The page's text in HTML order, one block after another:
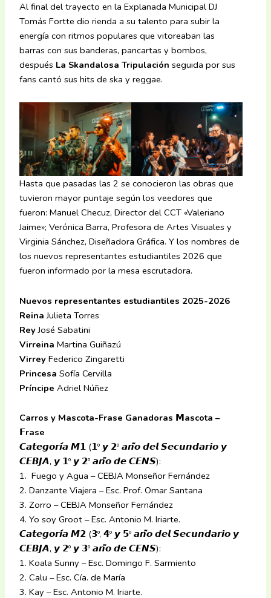
Al final del trayecto en la Explanada Municipal DJ
Tomás Fortte dio rienda a su talento para subir la
energía con ritmos populares que vitoreaban las
barras con sus banderas, pancartas y bombos,
después La Skandalosa Tripulación seguida por sus
fans cantó sus hits de ska y reggae.
Hasta que pasadas las 2 se conocieron las obras que
tuvieron mayor puntaje según los veedores que
fueron: Manuel Checuz, Director del CCT «Valeriano
Jaime»; Verónica Barra, Profesora de Artes Visuales y
Virginia Sánchez, Diseñadora Gráfica. Y los nombres de
los nuevos representantes estudiantiles 2026 que
fueron informado por la mesa escrutadora.
Nuevos representantes estudiantiles 2025-2026
ReinaJulieta Torres
ReyJosé Sabatini
Virreina Martina Guiñazú
Virrey Federico Zingaretti
Princesa Sofía Cervilla
Príncipe Adriel Núñez
Carros y Mascota-Frase Ganadoras 𝗠ascota –
𝗙rase
𝘾𝙖𝙩𝙚𝙜𝙤𝙧𝙞́𝙖 𝙈𝟭 (𝟭º 𝙮 𝟮º 𝙖𝙣̃𝙤 𝙙𝙚𝙡 𝙎𝙚𝙘𝙪𝙣𝙙𝙖𝙧𝙞𝙤 𝙮
𝘾𝙀𝘽𝙅𝘼, 𝙮 𝟭º 𝙮 𝟮º 𝙖𝙣̃𝙤 𝙙𝙚 𝘾𝙀𝙉𝙎):
1. Fuego y Agua – CEBJA Monseñor Fernández
2. Danzante Viajera – Esc. Prof. Omar Santana
3. Zorro – CEBJA Monseñor Fernández
4. Yo soy Groot – Esc. Antonio M. Iriarte.
𝘾𝙖𝙩𝙚𝙜𝙤𝙧𝙞́𝙖 𝙈𝟮 (𝟯º, 𝟰º 𝙮 𝟱º 𝙖𝙣̃𝙤 𝙙𝙚𝙡 𝙎𝙚𝙘𝙪𝙣𝙙𝙖𝙧𝙞𝙤 𝙮
𝘾𝙀𝘽𝙅𝘼, 𝙮 𝟮º 𝙮 𝟯º 𝙖𝙣̃𝙤 𝙙𝙚 𝘾𝙀𝙉𝙎):
1. Koala Sunny – Esc. Domingo F. Sarmiento
2. Calu – Esc. Cía. de María
3. Kay – Esc. Antonio M. Iriarte.